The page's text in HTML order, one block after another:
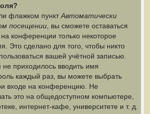
флажком пунктАвтоматически
посещении , вы сможете оставаться
конференции только некоторое
Это сделано для того, чтобы никто
вашей учётной записью.
не приходилось вводить имя
каждый раз, вы можете выбрать
входе на конференцию. Не
это на общедоступном компьютере,
интернет-кафе, университете и т. д.